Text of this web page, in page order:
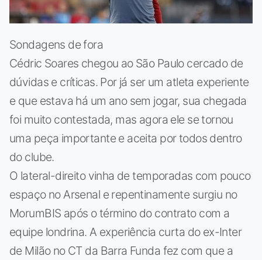
Sondagens de fora
Cédric Soares chegou ao São Paulo cercado de
dúvidas e críticas. Por já ser um atleta experiente
e que estava há um ano sem jogar, sua chegada
foi muito contestada, mas agora ele se tornou
uma peça importante e aceita por todos dentro
do clube.
O lateral-direito vinha de temporadas com pouco
espaço no Arsenal e repentinamente surgiu no
MorumBIS após o término do contrato com a
equipe londrina. A experiência curta do ex-Inter
de Milão no CT da Barra Funda fez com que a